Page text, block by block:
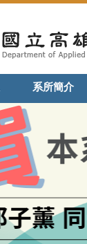
系所簡介